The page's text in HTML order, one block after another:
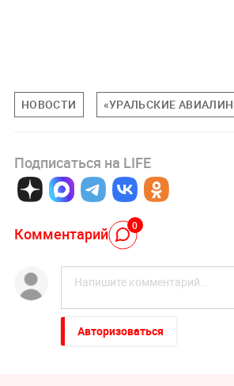
НОВОСТИ «УРАЛЬСКИЕ
Подписаться на LIFE
Комментарий 0
Авторизоваться